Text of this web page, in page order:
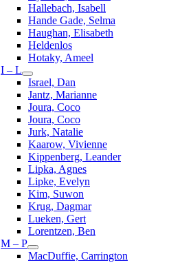
Hallebach, Isabell
Hande Gade, Selma
Haughan, Elisabeth
Heldenlos
Hotaky, Ameel
I – L
Israel, Dan
Jantz, Marianne
Joura, Coco
Joura, Coco
Jurk, Natalie
Kaarow, Vivienne
Kippenberg, Leander
Lipka, Agnes
Lipke, Evelyn
Kim, Suwon
Krug, Dagmar
Lueken, Gert
Lorentzen, Ben
M – P
MacDuffie, Carrington